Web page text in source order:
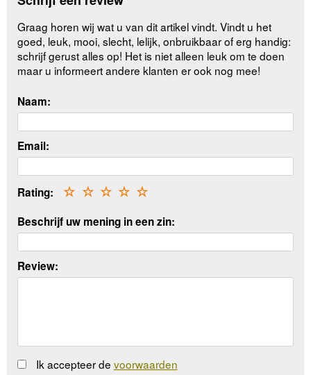
Graag horen wij wat u van dit artikel vindt. Vindt u het
goed, leuk, mooi, slecht, lelijk, onbruikbaar of erg handig:
schrijf gerust alles op! Het is niet alleen leuk om te doen
maar u informeert andere klanten er ook nog mee!
Naam:
Email:
Rating: ☆
☆
☆
☆
☆
Beschrijf uw mening in een zin:
Review:
Ik accepteer de voorwaarden